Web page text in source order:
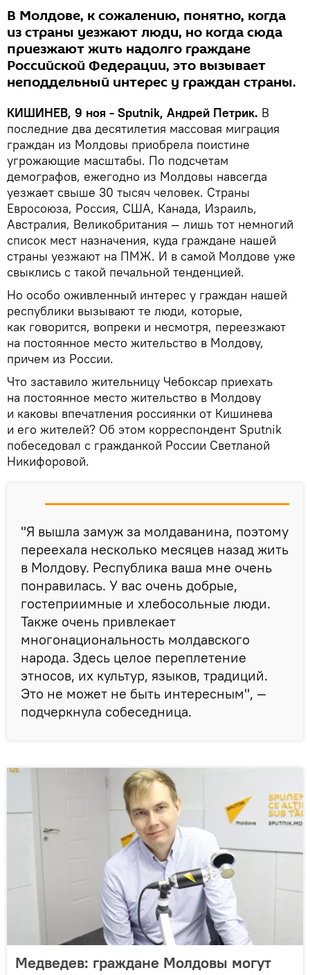
В Молдове, к сожалению, понятно, когда
из страны уезжают люди, но когда сюда
приезжают жить надолго граждане
Российской Федерации, это вызывает
неподдельный интерес у граждан страны.
КИШИНЕВ, 9 ноя - Sputnik, Андрей Петрик. В
последние два десятилетия массовая миграция
граждан из Молдовы приобрела поистине
угрожающие масштабы. По подсчетам
демографов, ежегодно из Молдовы навсегда
уезжает свыше 30 тысяч человек. Страны
Евросоюза, Россия, США, Канада, Израиль,
Австралия, Великобритания — лишь тот немногий
список мест назначения, куда граждане нашей
страны уезжают на ПМЖ. И в самой Молдове уже
свыклись с такой печальной тенденцией.
Но особо оживленный интерес у граждан нашей
республики вызывают те люди, которые,
как говорится, вопреки и несмотря, переезжают
на постоянное место жительство в Молдову,
причем из России.
Что заставило жительницу Чебоксар приехать
на постоянное место жительство в Молдову
и каковы впечатления россиянки от Кишинева
и его жителей? Об этом корреспондент Sputnik
побеседовал с гражданкой России Светланой
Никифоровой.
"Я вышла замуж за молдаванина, поэтому
переехала несколько месяцев назад жить
в Молдову. Республика ваша мне очень
понравилась. У вас очень добрые,
гостеприимные и хлебосольные люди.
Также очень привлекает
многонациональность молдавского
народа. Здесь целое переплетение
этносов, их культур, языков, традиций.
Это не может не быть интересным", —
подчеркнула собеседница.
Медведев: граждане Молдовы могут